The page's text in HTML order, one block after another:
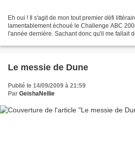
Eh oui ! Il s'agit de mon tout premier défi
lamentablement échoué le Challenge ABC
l'année dernière. Sachant donc qu'il me fallait
Le messie de Dune
Publié le 14/09/2009 à 21:59
Par GeishaNellie